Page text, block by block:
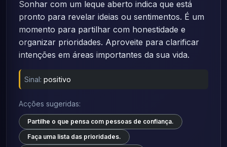
Sonhar com um leque aberto indica que está
pronto para revelar ideias ou sentimentos. É um
momento para partilhar com honestidade e
organizar prioridades. Aproveite para clarificar
intenções em áreas importantes da sua vida.
Sinal: positivo
Acções sugeridas:
Partilhe o que pensa com pessoas de confiança.
Faça uma lista das prioridades.